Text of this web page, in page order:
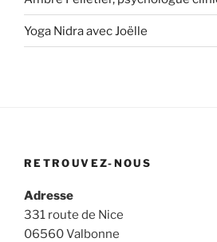
Yoga Nidra avec Joëlle
RETROUVEZ-NOUS
Adresse
331 route de Nice
06560 Valbonne